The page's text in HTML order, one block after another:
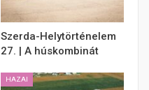
Szerda-Helytörténelem
27. | A húskombinát
HAZAI